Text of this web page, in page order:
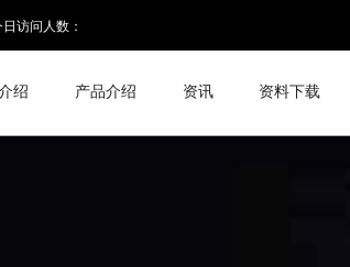
日访问人数：
绍 产品介绍 资讯 资料下载